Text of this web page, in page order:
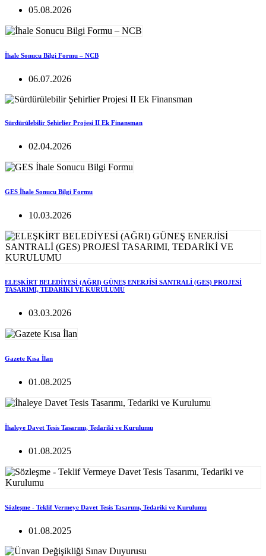
05.08.2026
İhale Sonucu Bilgi Formu – NCB
06.07.2026
Sürdürülebilir Şehirlier Projesi II Ek Finansman
02.04.2026
GES İhale Sonucu Bilgi Formu
10.03.2026
ELEŞKİRT BELEDİYESİ (AĞRI) GÜNEŞ ENERJİSİ SANTRALİ (GES) PROJESİ
TASARIMI, TEDARİKİ VE KURULUMU
03.03.2026
Gazete Kısa İlan
01.08.2025
İhaleye Davet Tesis Tasarımı, Tedariki ve Kurulumu
01.08.2025
Sözleşme - Teklif Vermeye Davet Tesis Tasarımı, Tedariki ve Kurulumu
01.08.2025